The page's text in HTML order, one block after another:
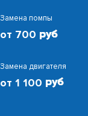
Замена помпы
от 700
Замена двигателя
от 1 100